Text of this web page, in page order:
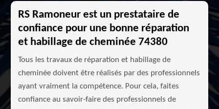
RS Ramoneur est un prestataire de
confiance pour une bonne réparation
et habillage de cheminée 74380
Tous les travaux de réparation et habillage de
cheminée doivent être réalisés par des professionnels
ayant vraiment la compétence. Pour cela, faites
confiance au savoir-faire des professionnels de